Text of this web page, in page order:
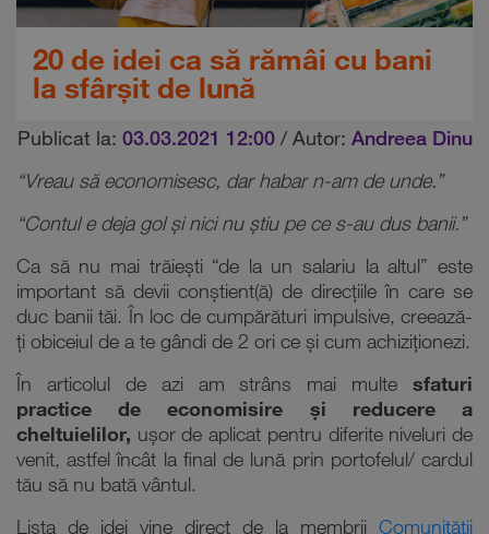
20 de idei ca să rămâi cu bani
la sfârșit de lună
Publicat la: 03.03.2021 12:00/ Autor: Andreea Dinu
“Vreau să economisesc, dar habar n-am de unde.”
“Contul e deja gol și nici nu știu pe ce s-au dus banii.”
Ca să nu mai trăiești “de la un salariu la altul” este
important să devii conștient(ă) de direcțiile în care se
duc banii tăi. În loc de cumpărături impulsive, creează-
ți obiceiul de a te gândi de 2 ori ce și cum achiziționezi.
În articolul de azi am strâns mai multe sfaturi
practice de economisire și reducere a
cheltuielilor, ușor de aplicat pentru diferite niveluri de
venit, astfel încât la final de lună prin portofelul/ cardul
tău să nu bată vântul.
Lista de idei vine direct de la membrii Comunității